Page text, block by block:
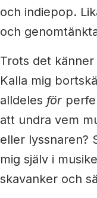
och indiepop.
och
Trots det
Kalla mig
alldeles för
att undra vem
eller lyssnaren?
mig själv i
skavanker och